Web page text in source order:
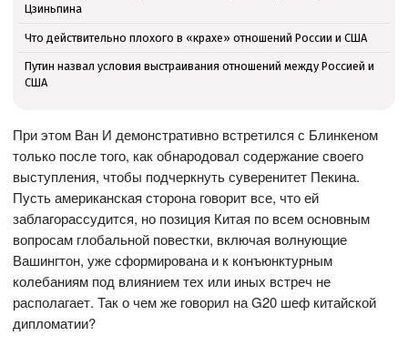
Цзиньпина
Что действительно плохого в «крахе» отношений России и США
Путин назвал условия выстраивания отношений между Россией и
США
При этом Ван И демонстративно встретился с Блинкеном
только после того, как обнародовал содержание своего
выступления, чтобы подчеркнуть суверенитет Пекина.
Пусть американская сторона говорит все, что ей
заблагорассудится, но позиция Китая по всем основным
вопросам глобальной повестки, включая волнующие
Вашингтон, уже сформирована и к конъюнктурным
колебаниям под влиянием тех или иных встреч не
располагает. Так о чем же говорил на G20 шеф китайской
дипломатии?